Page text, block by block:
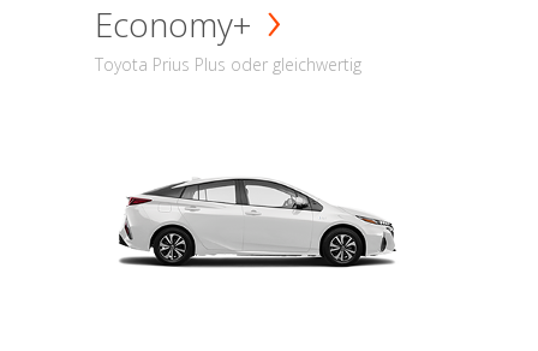
Economy+
Toyota Prius Plus oder gleichwertig